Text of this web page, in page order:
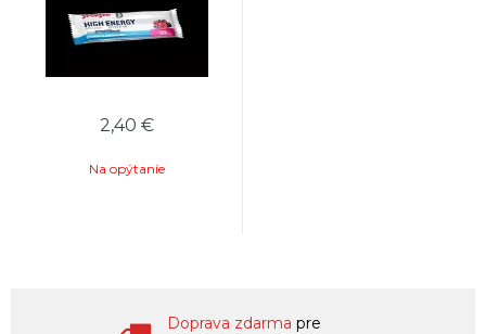
2,40 €
Na opýtanie
Doprava zdarma pre